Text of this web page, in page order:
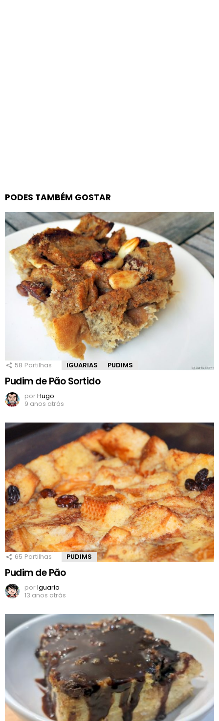
PODES TAMBÉM GOSTAR
58 Partilhas IGUARIAS PUDIMS
Pudim de Pão Sortido
porHugo
9 anos atrás
65 Partilhas PUDIMS
Pudim de Pão
porIguaria
13 anos atrás